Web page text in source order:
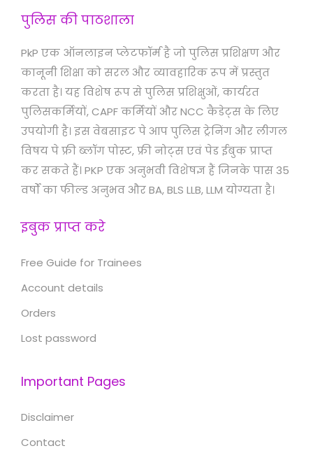
पुलिस की पाठशाला
PkP एक ऑनलाइन प्लेटफॉर्म है जो पुलिस प्रशिक्षण और
कानूनी शिक्षा को सरल और व्यावहारिक रूप में प्रस्तुत
करता है। यह विशेष रूप से पुलिस प्रशिक्षुओं, कार्यरत
पुलिसकर्मियों, CAPF कर्मियों और NCC कैडेट्स के लिए
उपयोगी है। इस वेबसाइट पे आप पुलिस ट्रेनिंग और लीगल
विषय पे फ्री ब्लॉग पोस्ट, फ्री नोट्स एवं पेड ईबुक प्राप्त
कर सकते हैं। PKP एक अनुभवी विशेषज्ञ हैं जिनके पास 35
वर्षों का फील्ड अनुभव और BA, BLS LLB, LLM योग्यता है।
इबुक प्राप्त करे
Free Guide for Trainees
Account details
Orders
Lost password
Important Pages
Disclaimer
Contact